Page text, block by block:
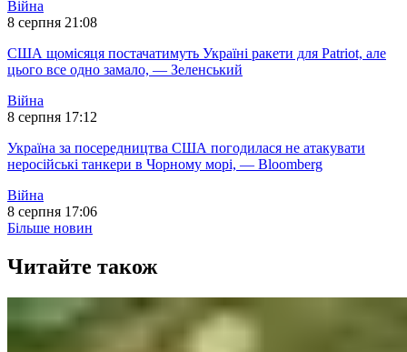
Війна
8 серпня 21:08
США щомісяця постачатимуть Україні ракети для Patriot, але
цього все одно замало, — Зеленський
Війна
8 серпня 17:12
Україна за посередництва США погодилася не атакувати
неросійські танкери в Чорному морі, — Bloomberg
Війна
8 серпня 17:06
Більше новин
Читайте також